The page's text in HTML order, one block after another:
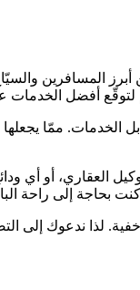
أبرز المسافرين
الخدمات. ممّا
العقاري، أو أي
بحاجة إلى راحة
خفية. لذا ندعوك